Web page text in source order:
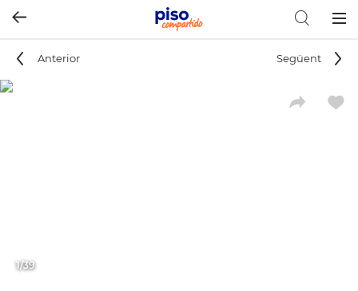
Anterior Següent
1/39